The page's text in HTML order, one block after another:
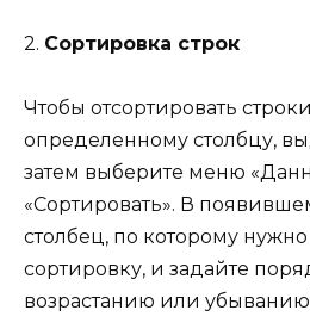
2. Сортировка строк
Чтобы отсортировать
определенному столбцу,
затем выберите меню
«Сортировать». В
столбец, по которому
сортировку, и задайте
возрастанию или